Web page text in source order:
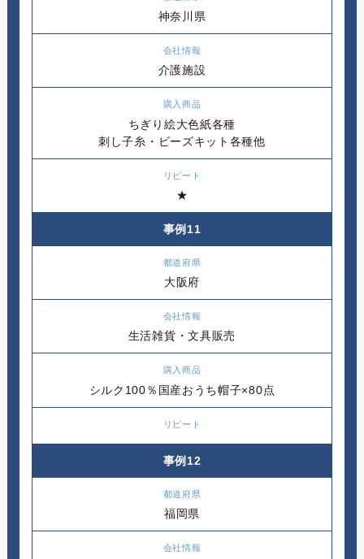
神奈川県
介護施設
ちぎり絵大色紙各種
刺し子糸・ビーズキット各種他
★
事例11
大阪府
生活雑貨・文具販売
シルク100％国産おうち帽子×80点
事例12
福岡県